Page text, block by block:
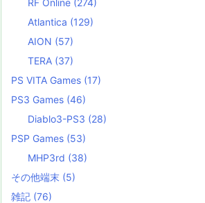
RF Online (274)
Atlantica (129)
AION (57)
TERA (37)
PS VITA Games (17)
PS3 Games (46)
Diablo3-PS3 (28)
PSP Games (53)
MHP3rd (38)
その他端末 (5)
雑記 (76)